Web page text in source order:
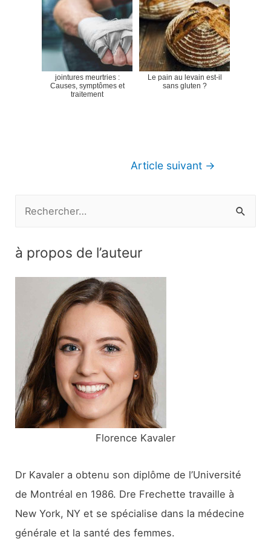
jointures meurtries :
Causes, symptômes et
traitement
Le pain au levain est-il
sans gluten ?
Article suivant →
h
:
à propos de l’auteur
Florence Kavaler
Dr Kavaler a obtenu son diplôme de l’Université
de Montréal en 1986. Dre Frechette travaille à
New York, NY et se spécialise dans la médecine
générale et la santé des femmes.